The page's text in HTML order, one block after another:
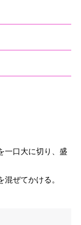
一口大に切り、盛
ぜてかける。